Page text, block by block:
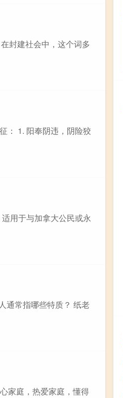
封建社会中，这个词多
： 1. 阳奉阴违，阴险狡
用于与加拿大公民或永
通常指哪些特质？ 纸老
家庭，热爱家庭，懂得